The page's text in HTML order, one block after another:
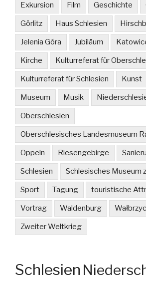
Exkursion Film Geschichte
Görlitz Haus Schlesien
Jelenia Góra Jubiläum
Kirche Kulturreferat für
Kulturreferat für Schlesien Kunst
Museum Musik
Oberschlesien
Oberschlesisches Landesmuseum
Oppeln Riesengebirge
Schlesien Schlesisches Museum
Sport Tagung touristische
Vortrag Waldenburg
Zweiter Weltkrieg
Schlesien